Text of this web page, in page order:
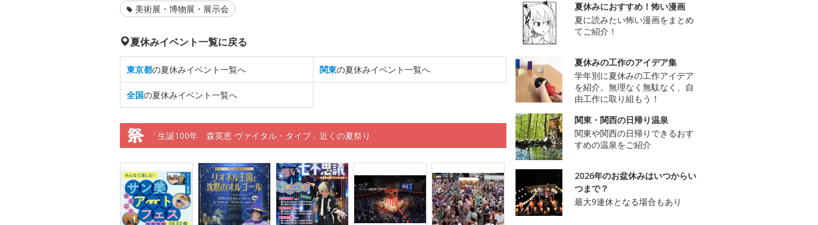
美術展・博物展・展示会
夏休みイベント一覧に戻る
東京都の夏休みイベント一覧へ 関東の夏休みイベント一覧へ
全国の夏休みイベント一覧へ
「生誕100年 森英恵 ヴァイタル・タイプ」近くの夏祭り
夏休みにおすすめ！怖い漫画
夏に読みたい怖い漫画をまとめ
てご紹介！
夏休みの工作のアイデア集
学年別に夏休みの工作アイデア
を紹介。無理なく無駄なく、自
由工作に取り組もう！
関東・関西の日帰り温泉
関東や関西の日帰りできるおす
すめの温泉をご紹介
2026年のお盆休みはいつからい
つまで？
最大9連休となる場合もあり